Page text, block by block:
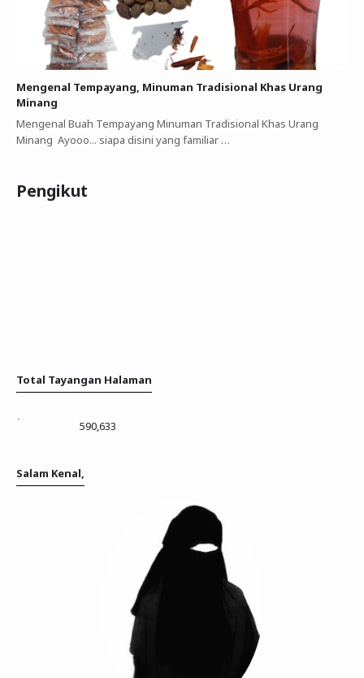
Mengenal Tempayang, Minuman Tradisional Khas Urang
Minang
Mengenal Buah Tempayang Minuman Tradisional Khas Urang
Minang Ayooo... siapa disini yang familiar …
Pengikut
Total Tayangan Halaman
590,633
Salam Kenal,